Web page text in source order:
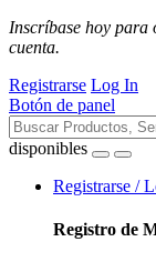
Inscríbase hoy para
cuenta.
Registrarse Log In
Botón de panel
disponibles
Registrarse /
Registro de